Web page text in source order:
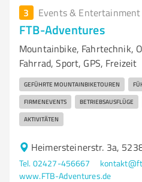
3 Events & Entertainment
FTB-Adventures
Mountainbike, Fahrtechnik,
Fahrrad, Sport, GPS, Freizeit
GEFÜHRTE MOUNTAINBIKETOUREN
FIRMENEVENTS BETRIEBSAUSFLÜGE
AKTIVITÄTEN
Heimersteinerstr. 3a,
Tel. 02427-456667
www.FTB-Adventures.de